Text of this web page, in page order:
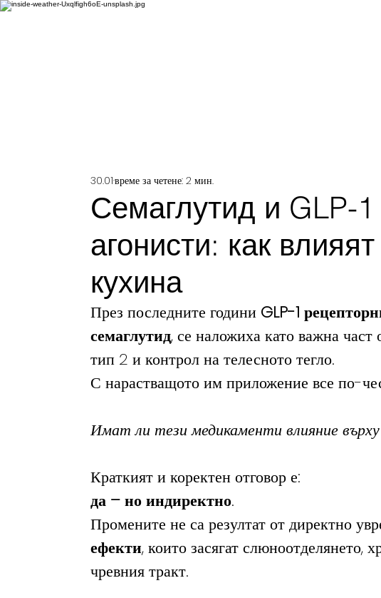
Семаглутид и GLP-
агонисти: как
кухина
30.01време за четене: 2 мин.
През последните години GLP-1
семаглутид, се наложиха като важна част
тип 2 и контрол на телесното тегло.
С нарастващото им приложение все по-
Имат ли тези медикаменти влияние
Краткият и коректен отговор е:
да – но индиректно.
Промените не са резултат от директно
ефекти, които засягат
чревния тракт.